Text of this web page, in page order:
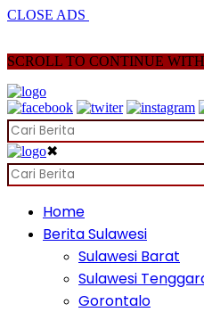
CLOSE ADS
SCROLL TO CONTINUE
✖
Home
Berita Sulawesi
Sulawesi Barat
Sulawesi
Gorontalo